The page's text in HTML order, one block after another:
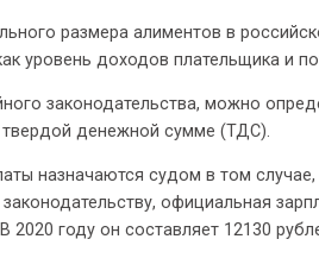
размера алиментов в
уровень доходов плательщика и
законодательства, можно
денежной сумме (ТДС).
назначаются судом в том
официальная
году он составляет 12130